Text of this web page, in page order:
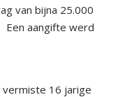
van bijna 25.000
aangifte werd
16 jarige